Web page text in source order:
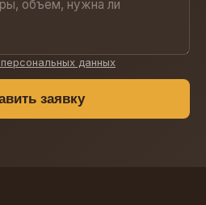
данных
заявку